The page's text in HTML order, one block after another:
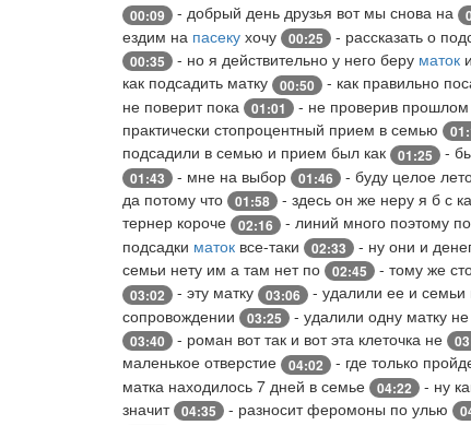
00:09 - добрый день друзья вот мы снова на
ездим на пасеку хочу 00:25 - рассказать о
00:35 - но я действительно у него беру маток и
как подсадить матку
00:50 - как правильно
не поверит пока
01:01 - не проверив прошлом
практически стопроцентный прием в семью
подсадили в семью и прием был как
01:25 -
01:43 - мне на выбор 01:46 - буду целое
да потому что
01:58 - здесь он же неру я б с
тернер короче
02:16 - линий много поэтому
подсадки маток все-таки 02:33 - ну они и
семьи нету им а там нет по
02:45 - тому же
03:02 - эту матку 03:06 - удалили ее и
сопровождении
03:25 - удалили одну матку
03:40 - роман вот так и вот эта клеточка не
маленькое отверстие
04:02 - где только
матка находилось 7 дней в семье
04:22 - ну
значит 04:35 - разносит феромоны по улью